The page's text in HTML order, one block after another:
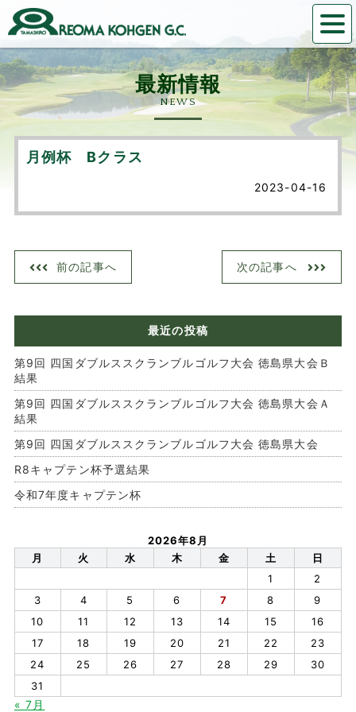
NEWS
月例杯 Bクラス
2023-04-16
前の記事へ 次の記事へ
最近の投稿
第9回 四国ダブルススクランブルゴルフ大会 徳島県大会Ｂ
結果
第9回 四国ダブルススクランブルゴルフ大会 徳島県大会Ａ
結果
第9回 四国ダブルススクランブルゴルフ大会 徳島県大会
R8キャプテン杯予選結果
令和7年度キャプテン杯
2026年8月
月
火 水 木 金 土
日
1
2
3
4 5 6 7 8
9
10
11 12 13 14 15
16
17
18 19 20 21 22
23
24
25 26 27 28 29
30
31
« 7月